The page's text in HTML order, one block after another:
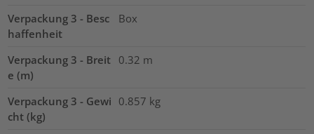
Verpackung 3 - Besc
haffenheit
Box
Verpackung 3 - Breit
e (m)
0.32 m
Verpackung 3 - Gewi
cht (kg)
0.857 kg